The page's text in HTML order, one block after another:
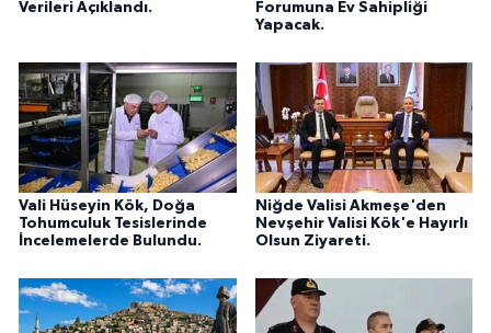
Verileri Açıklandı.
Forumuna Ev Sahipliği
Yapacak.
Vali Hüseyin Kök, Doğa
Tohumculuk Tesislerinde
İncelemelerde Bulundu.
Niğde Valisi Akmeşe'den
Nevşehir Valisi Kök'e Hayırlı
Olsun Ziyareti.